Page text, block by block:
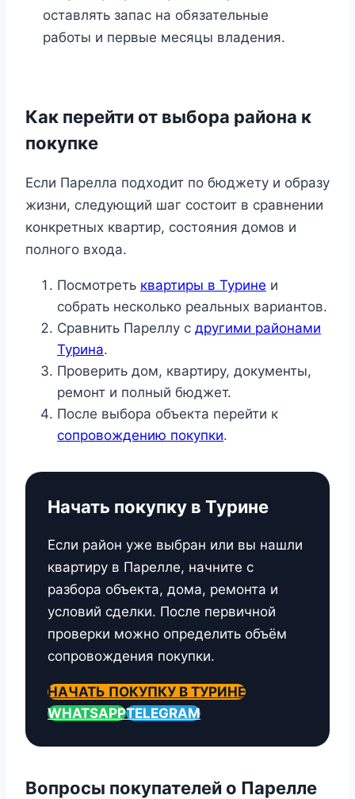
оставлять запас на обязательные
работы и первые месяцы владения.
Как перейти от выбора района к
покупке
Если Парелла подходит по бюджету и образу
жизни, следующий шаг состоит в сравнении
конкретных квартир, состояния домов и
полного входа.
Посмотреть квартиры в Турине и
собрать несколько реальных вариантов.
Сравнить Пареллу с другими районами
Турина.
Проверить дом, квартиру, документы,
ремонт и полный бюджет.
После выбора объекта перейти к
сопровождению покупки.
Начать покупку в Турине
Если район уже выбран или вы нашли
квартиру в Парелле, начните с
разбора объекта, дома, ремонта и
условий сделки. После первичной
проверки можно определить объём
сопровождения покупки.
НАЧАТЬ ПОКУПКУ В ТУРИНЕ
WHATSAPPTELEGRAM
Вопросы покупателей о Парелле